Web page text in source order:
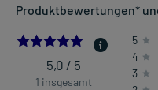
Produktbewertungen*
5.0
5,0 / 5
1 insgesamt
5
4
3